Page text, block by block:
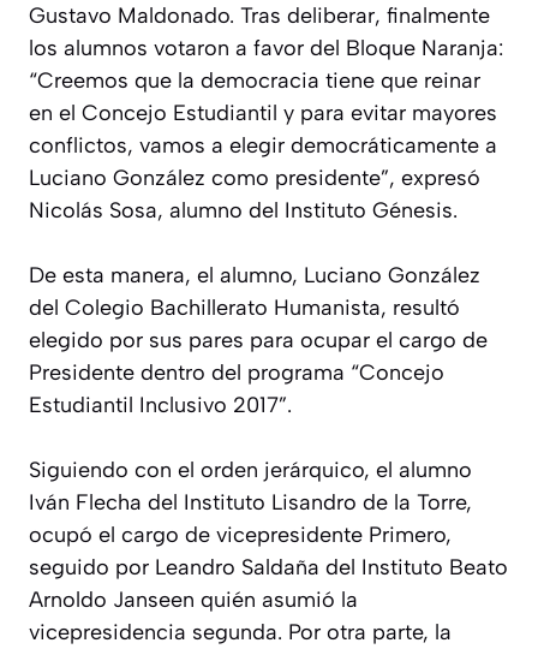
Gustavo Maldonado. Tras deliberar, finalmente
los alumnos votaron a favor del Bloque Naranja:
“Creemos que la democracia tiene que reinar
en el Concejo Estudiantil y para evitar mayores
conflictos, vamos a elegir democráticamente a
Luciano González como presidente”, expresó
Nicolás Sosa, alumno del Instituto Génesis.
De esta manera, el alumno, Luciano González
del Colegio Bachillerato Humanista, resultó
elegido por sus pares para ocupar el cargo de
Presidente dentro del programa “Concejo
Estudiantil Inclusivo 2017”.
Siguiendo con el orden jerárquico, el alumno
Iván Flecha del Instituto Lisandro de la Torre,
ocupó el cargo de vicepresidente Primero,
seguido por Leandro Saldaña del Instituto Beato
Arnoldo Janseen quién asumió la
vicepresidencia segunda. Por otra parte, la